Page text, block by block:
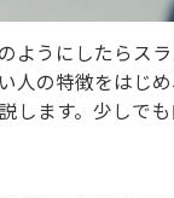
ようにしたらス
の特徴をはじ
します。少しで